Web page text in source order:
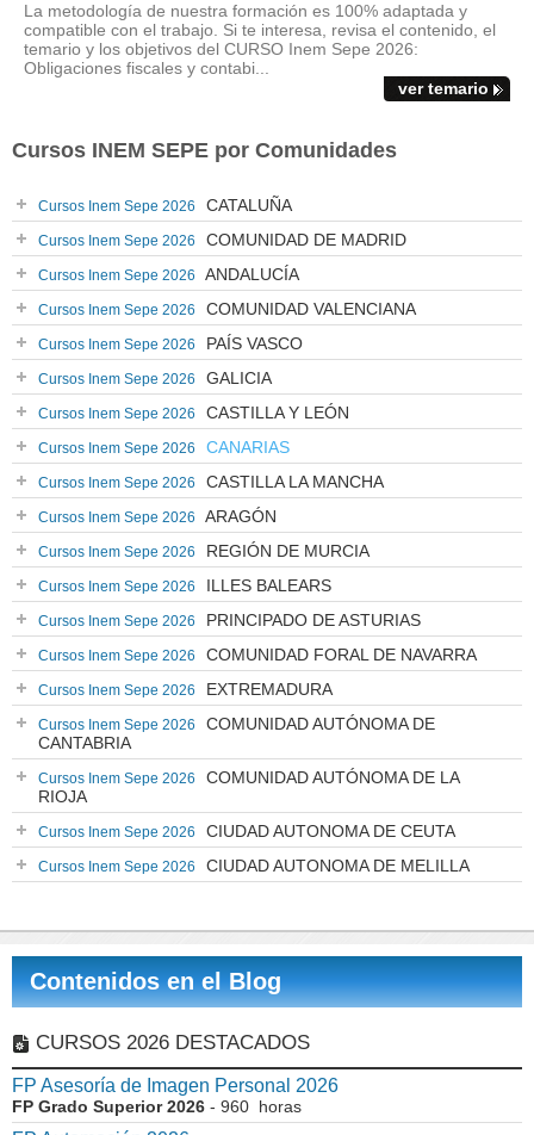
La metodología de nuestra formación es 100% adaptada y
compatible con el trabajo. Si te interesa, revisa el contenido, el
temario y los objetivos del CURSO Inem Sepe 2026:
Obligaciones fiscales y contabi...
ver temario
Cursos INEM SEPE por Comunidades
Cursos Inem Sepe 2026 CATALUÑA
Cursos Inem Sepe 2026 COMUNIDAD DE MADRID
Cursos Inem Sepe 2026 ANDALUCÍA
Cursos Inem Sepe 2026 COMUNIDAD VALENCIANA
Cursos Inem Sepe 2026 PAÍS VASCO
Cursos Inem Sepe 2026 GALICIA
Cursos Inem Sepe 2026 CASTILLA Y LEÓN
Cursos Inem Sepe 2026 CANARIAS
Cursos Inem Sepe 2026 CASTILLA LA MANCHA
Cursos Inem Sepe 2026 ARAGÓN
Cursos Inem Sepe 2026 REGIÓN DE MURCIA
Cursos Inem Sepe 2026 ILLES BALEARS
Cursos Inem Sepe 2026 PRINCIPADO DE ASTURIAS
Cursos Inem Sepe 2026 COMUNIDAD FORAL DE NAVARRA
Cursos Inem Sepe 2026 EXTREMADURA
Cursos Inem Sepe 2026
COMUNIDAD AUTÓNOMA DE
CANTABRIA
Cursos Inem Sepe 2026
COMUNIDAD AUTÓNOMA DE LA
RIOJA
Cursos Inem Sepe 2026 CIUDAD AUTONOMA DE CEUTA
Cursos Inem Sepe 2026 CIUDAD AUTONOMA DE MELILLA
Contenidos en el Blog
CURSOS 2026 DESTACADOS
FP Asesoría de Imagen Personal 2026
FP Grado Superior 2026 - 960 horas